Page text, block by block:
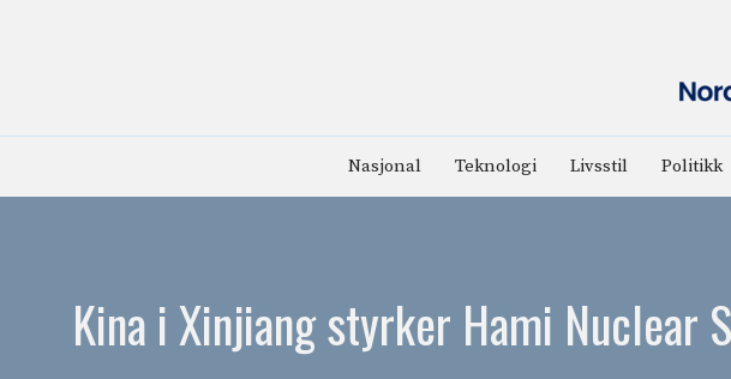
Nasjonal Teknologi Livsstil Politikk
Kina i Xinjiang styrker Hami Nuclear